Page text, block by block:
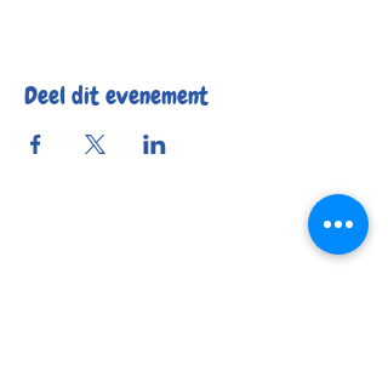
Deel dit evenement